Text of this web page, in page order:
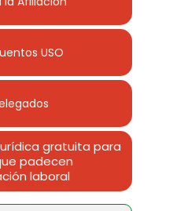
USO
gratuita para
padecen
laboral